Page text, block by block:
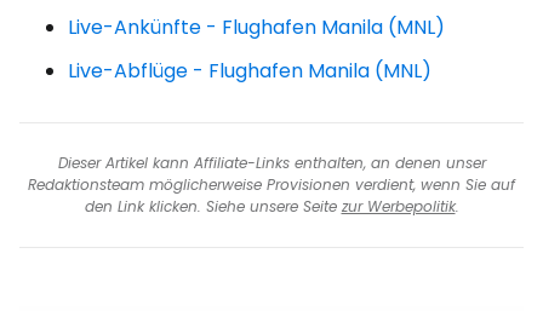
Live-Ankünfte - Flughafen Manila (MNL)
Live-Abflüge - Flughafen Manila (MNL)
Dieser Artikel kann Affiliate-Links enthalten, an denen unser
Redaktionsteam möglicherweise Provisionen verdient, wenn Sie auf
den Link klicken. Siehe unsere Seite zur Werbepolitik.